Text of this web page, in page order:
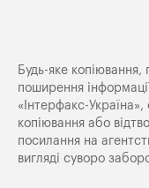
Будь-яке копiювання,
поширення
«Iнтерфакс-
копіювання або
посилання на
вигляді суворо